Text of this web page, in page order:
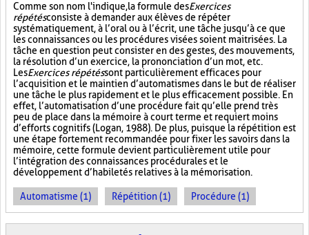
Comme son nom l'indique, la formule desExercices
répétésconsiste à demander aux élèves de répéter
systématiquement, à l’oral ou à l’écrit, une tâche jusqu’à ce que
les connaissances ou les procédures visées soient maitrisées. La
tâche en question peut consister en des gestes, des mouvements,
la résolution d’un exercice, la prononciation d’un mot, etc.
LesExercices répétéssont particulièrement efficaces pour
l’acquisition et le maintien d’automatismes dans le but de réaliser
une tâche le plus rapidement et le plus efficacement possible. En
effet, l’automatisation d’une procédure fait qu’elle prend très
peu de place dans la mémoire à court terme et requiert moins
d’efforts cognitifs (Logan, 1988). De plus, puisque la répétition est
une étape fortement recommandée pour fixer les savoirs dans la
mémoire, cette formule devient particulièrement utile pour
l’intégration des connaissances procédurales et le
développement d’habiletés relatives à la mémorisation.
Automatisme (1) Répétition (1) Procédure (1)